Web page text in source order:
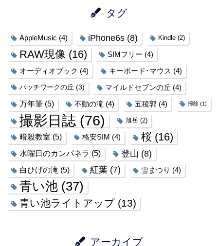
タグ
AppleMusic (4) iPhone6s (8) Kindle (2)
RAW現像 (16) SIMフリー (4)
オーディオブック (4) キーボード･マウス (4)
パッチワークの丘 (3) マイルドセブンの丘 (4)
万年筆 (5) 不動の滝 (4) 五稜郭 (4) 掃除 (1)
撮影日誌 (76) 旭岳 (2)
暗殺教室 (5) 格安SIM (4) 桜 (16)
水曜日のカンパネラ (5) 登山 (8)
白ひげの滝 (5) 紅葉 (7) 雪まつり (4)
青い池 (37)
青い池ライトアップ (13)
アーカイブ